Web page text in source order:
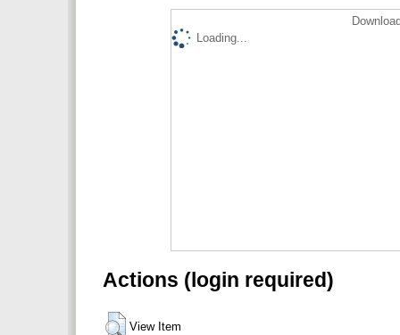
Loading...
Actions (login required)
View Item